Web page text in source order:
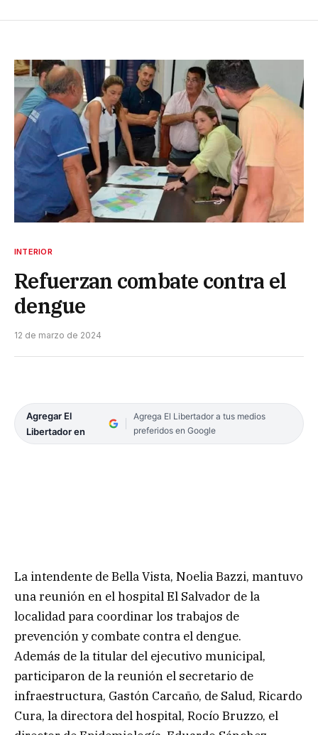
INTERIOR
Refuerzan combate contra el
dengue
12 de marzo de 2024
Agregar El
Libertador en
Agrega El Libertador a tus medios
preferidos en Google
La intendente de Bella Vista, Noelia Bazzi, mantuvo
una reunión en el hospital El Salvador de la
localidad para coordinar los trabajos de
prevención y combate contra el dengue.
Además de la titular del ejecutivo municipal,
participaron de la reunión el secretario de
infraestructura, Gastón Carcaño, de Salud, Ricardo
Cura, la directora del hospital, Rocío Bruzzo, el